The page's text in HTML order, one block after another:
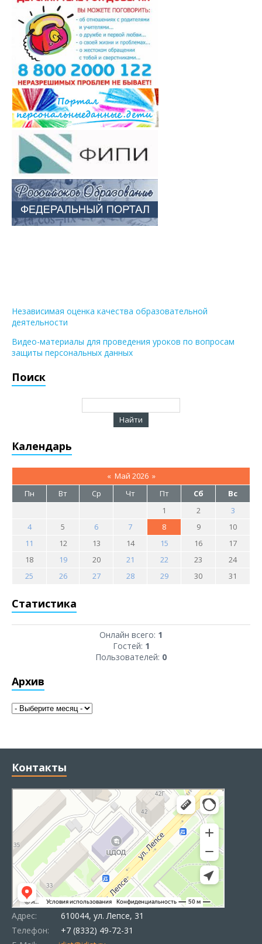
Независимая оценка качества образовательной
деятельности
Видео-материалы для проведения уроков по вопросам
защиты персональных данных
Поиск
Календарь
« Май 2026 »
Пн
Вт Ср Чт Пт Сб
Вс
1
2
3
4
5 6 7 8 9
10
11
12 13 14 15 16
17
18
19 20 21 22 23
24
25
26 27 28 29 30 31
Статистика
Онлайн всего: 1
Гостей: 1
Пользователей: 0
Архив
Контакты
Адрес:
610044, ул. Лепсе, 31
Телефон:
+7 (8332) 49-72-31